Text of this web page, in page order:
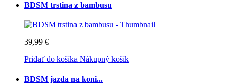
BDSM trstina z bambusu
39,99 €
Pridať do košíka Nákupný košík
BDSM jazda na koni...